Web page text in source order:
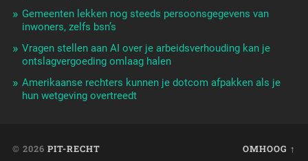
Gemeenten lekken nog steeds persoonsgegevens van
inwoners, zelfs bsn’s
Vragen stellen aan AI over je arbeidsverhouding kan je
ontslagvergoeding omlaag halen
Amerikaanse rechters kunnen je dotcom afpakken als je
hun wetgeving overtreedt
© 2026 PIT-RECHT OMHOOG ↑